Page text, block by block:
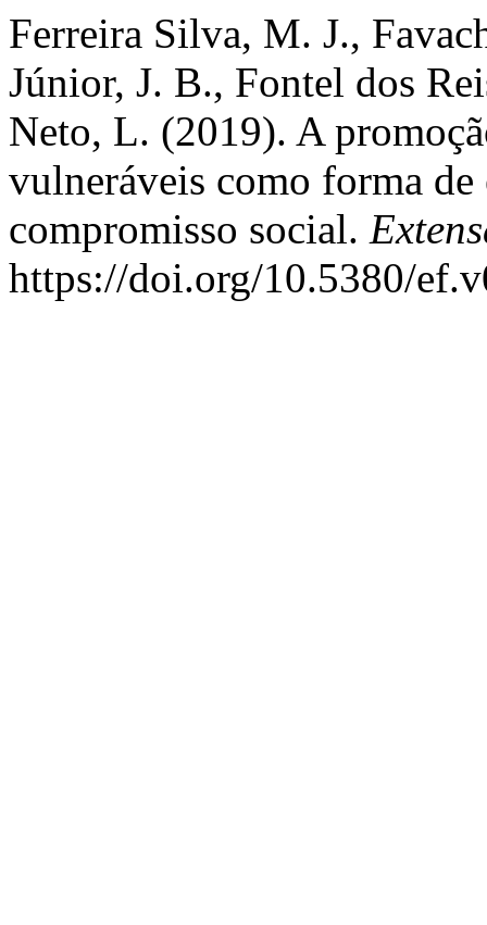
Ferreira Silva, M. J.,
Júnior, J. B., Fontel dos
Neto, L. (2019). A
vulneráveis como forma
compromisso social.
https://doi.org/10.5380/